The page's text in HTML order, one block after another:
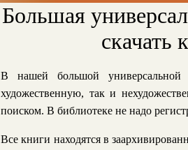
Большая
скачать
В нашей большой универсальной
художественную, так и
поиском. В библиотеке не надо
Все книги находятся в